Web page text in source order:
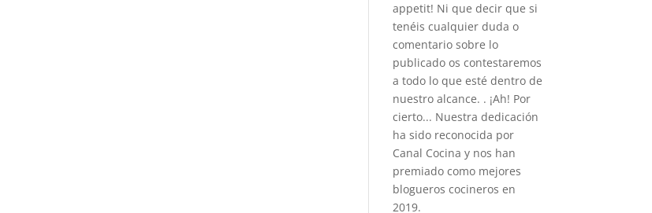
appetit! Ni que decir que si
tenéis cualquier duda o
comentario sobre lo
publicado os contestaremos
a todo lo que esté dentro de
nuestro alcance. . ¡Ah! Por
cierto... Nuestra dedicación
ha sido reconocida por
Canal Cocina y nos han
premiado como mejores
blogueros cocineros en
2019.